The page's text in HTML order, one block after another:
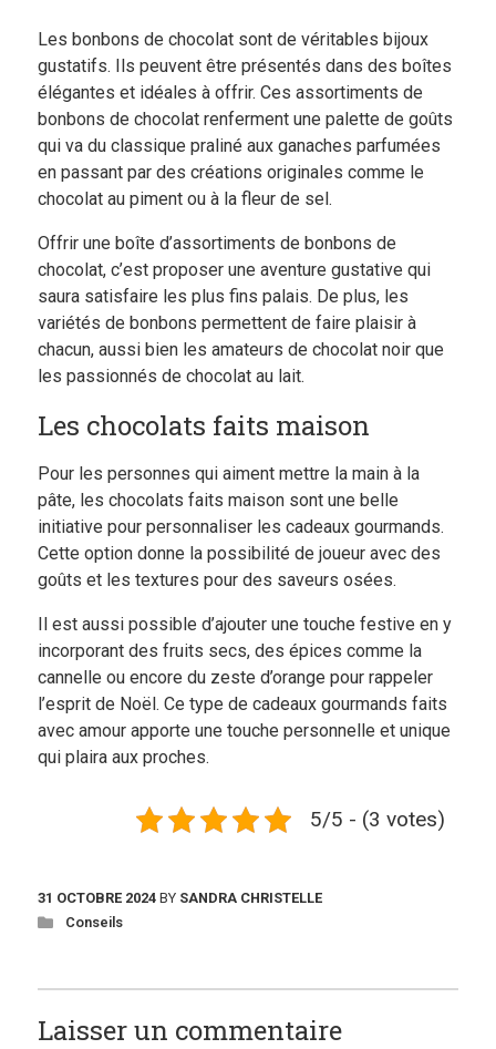
Les bonbons de chocolat sont de véritables bijoux
gustatifs. Ils peuvent être présentés dans des boîtes
élégantes et idéales à offrir. Ces assortiments de
bonbons de chocolat renferment une palette de goûts
qui va du classique praliné aux ganaches parfumées
en passant par des créations originales comme le
chocolat au piment ou à la fleur de sel.
Offrir une boîte d’assortiments de bonbons de
chocolat, c’est proposer une aventure gustative qui
saura satisfaire les plus fins palais. De plus, les
variétés de bonbons permettent de faire plaisir à
chacun, aussi bien les amateurs de chocolat noir que
les passionnés de chocolat au lait.
Les chocolats faits maison
Pour les personnes qui aiment mettre la main à la
pâte, les chocolats faits maison sont une belle
initiative pour personnaliser les cadeaux gourmands.
Cette option donne la possibilité de joueur avec des
goûts et les textures pour des saveurs osées.
Il est aussi possible d’ajouter une touche festive en y
incorporant des fruits secs, des épices comme la
cannelle ou encore du zeste d’orange pour rappeler
l’esprit de Noël. Ce type de cadeaux gourmands faits
avec amour apporte une touche personnelle et unique
qui plaira aux proches.
5/5 - (3 votes)
31 OCTOBRE 2024BY SANDRA CHRISTELLE
Conseils
Laisser un commentaire